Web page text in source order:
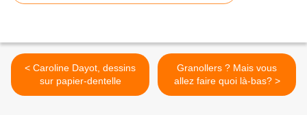
< Caroline Dayot, dessins
sur papier-dentelle
Granollers ? Mais vous
allez faire quoi là-bas? >